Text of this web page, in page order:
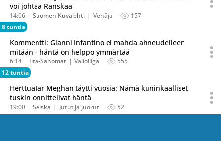
voi johtaa Ranskaa
14:06 Suomen Kuvalehti Venäjä
157
8 tuntia
Kommentti: Gianni Infantino ei mahda ahneudelleen
mitään - häntä on helppo ymmärtää
6:14 Ilta-Sanomat Valioliiga
555
12 tuntia
Herttuatar Meghan täytti vuosia: Nämä kuninkaalliset
tuskin onnittelivat häntä
19:00 Seiska Jutut ja juorut 52